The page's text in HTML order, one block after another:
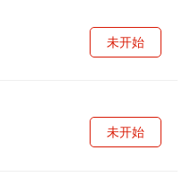
未开始
未开始